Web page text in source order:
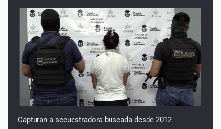
El brote que nació de la apatía
9 de Febrero de 2026
Capturan a secuestradora buscada desde 2012